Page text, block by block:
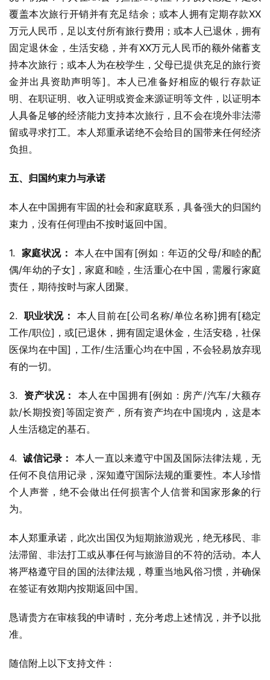
覆盖本次旅行开销并有充足结余；或本人拥有定期存款XX
万元人民币，足以支付所有旅行费用；或本人已退休，拥有
固定退休金，生活安稳，并有XX万元人民币的额外储蓄支
持本次旅行；或本人为在校学生，父母已提供充足的旅行资
金并出具资助声明等]。本人已准备好相应的银行存款证
明、在职证明、收入证明或资金来源证明等文件，以证明本
人具备足够的经济能力支持本次旅行，且不会在境外非法滞
留或寻求打工。本人郑重承诺绝不会给目的国带来任何经济
负担。
五、归国约束力与承诺
本人在中国拥有牢固的社会和家庭联系，具备强大的归国约
束力，没有任何理由不按时返回中国。
1. 家庭状况： 本人在中国有[例如：年迈的父母/和睦的配
偶/年幼的子女]，家庭和睦，生活重心在中国，需履行家庭
责任，期待按时与家人团聚。
2. 职业状况： 本人目前在[公司名称/单位名称]拥有[稳定
工作/职位]，或[已退休，拥有固定退休金，生活安稳，社保
医保均在中国]，工作/生活重心均在中国，不会轻易放弃现
有的一切。
3. 资产状况：
本人在中国拥有[例如：房产/汽车/大额存
款/长期投资]等固定资产，所有资产均在中国境内，这是本
人生活稳定的基石。
4. 诚信记录： 本人一直以来遵守中国及国际法律法规，无
任何不良信用记录，深知遵守国际法规的重要性。本人珍惜
个人声誉，绝不会做出任何损害个人信誉和国家形象的行
为。
本人郑重承诺，此次出国仅为短期旅游观光，绝无移民、非
法滞留、非法打工或从事任何与旅游目的不符的活动。本人
将严格遵守目的国的法律法规，尊重当地风俗习惯，并确保
在签证有效期内按期返回中国。
恳请贵方在审核我的申请时，充分考虑上述情况，并予以批
准。
随信附上以下支持文件：